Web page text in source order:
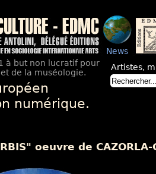
News
à but non lucratif pour
de la muséologie.
numérique.
Artistes,
oeuvre de